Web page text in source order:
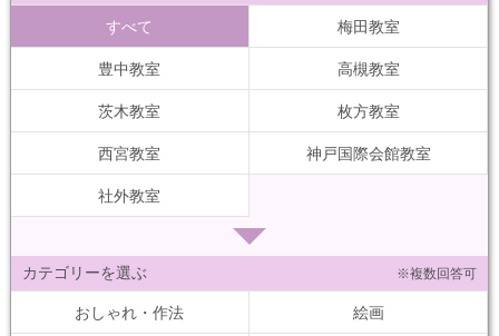
すべて 梅田教室
豊中教室 高槻教室
茨木教室 枚方教室
西宮教室 神戸国際会館教室
社外教室
カテゴリーを選ぶ ※複数回答可
おしゃれ・作法 絵画